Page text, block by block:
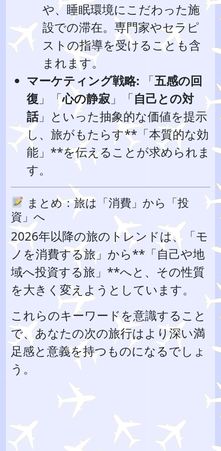
や、睡眠環境にこだわった施
設での滞在。専門家やセラピ
ストの指導を受けることも含
まれます。
マーケティング戦略: 「五感の回
復 」「心の静寂 」「自己との対
話」といった抽象的な価値を提示
し、旅がもたらす**「本質的な効
能」**を伝えることが求められま
す。
まとめ：旅は「消費」から「投
資」へ
2026年以降の旅のトレンドは、「モ
ノを消費する旅」から**「自己や地
域へ投資する旅」**へと、その性質
を大きく変えようとしています。
これらのキーワードを意識すること
で、あなたの次の旅行はより深い満
足感と意義を持つものになるでしょ
う。